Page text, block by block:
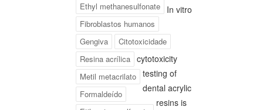
Ethyl methanesulfonate
Fibroblastos humanos
Gengiva
Citotoxicidade
Resina acrílica
Metil metacrilato
Formaldeído
In vitro
cytotoxicity
testing of
dental acrylic
resins is